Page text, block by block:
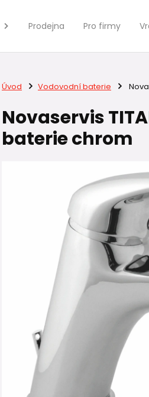
Prodejna Pro firmy
Úvod Vodovodní baterie
Novaservis
baterie chrom